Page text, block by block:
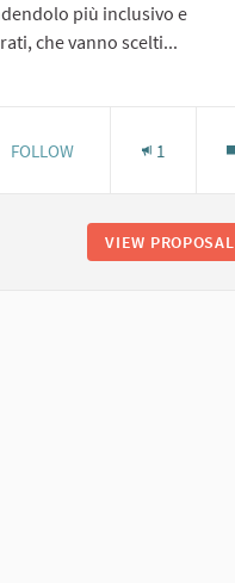
più inclusivo e
che vanno scelti...
7 FOLLOWERS
FOLLOW 1
VIEW PROPOSAL